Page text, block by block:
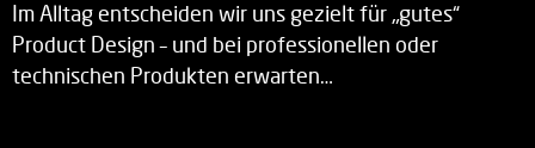
Im Alltag entscheiden wir uns gezielt für „gutes“
Product Design – und bei professionellen oder
technischen Produkten erwarten…